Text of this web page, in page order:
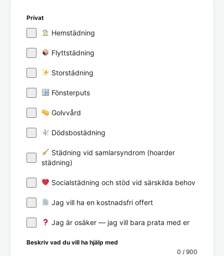
Privat
Hemstädning
Flyttstädning
Storstädning
Fönsterputs
Golvvård
Dödsbostädning
Städning vid samlarsyndrom (hoarder
städning)
Socialstädning och stöd vid särskilda behov
Jag vill ha en kostnadsfri offert
Jag är osäker — jag vill bara prata med er
Beskriv vad du vill ha hjälp med
0 / 900